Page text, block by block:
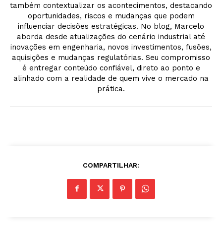
também contextualizar os acontecimentos, destacando
oportunidades, riscos e mudanças que podem
influenciar decisões estratégicas. No blog, Marcelo
aborda desde atualizações do cenário industrial até
inovações em engenharia, novos investimentos, fusões,
aquisições e mudanças regulatórias. Seu compromisso
é entregar conteúdo confiável, direto ao ponto e
alinhado com a realidade de quem vive o mercado na
prática.
COMPARTILHAR: